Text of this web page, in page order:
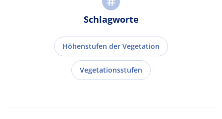
Schlagworte
Höhenstufen der Vegetation
Vegetationsstufen